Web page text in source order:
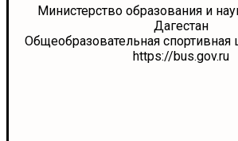
Министерство образования и
Дагестан
Общеобразовательная спортивная
https://bus.gov.ru